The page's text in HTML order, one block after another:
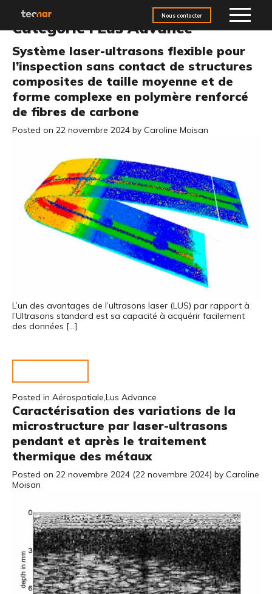
Nous contacter
Catégorie :Lus Advance
Système laser-ultrasons flexible pour
l’inspection sans contact de structures
composites de taille moyenne et de
forme complexe en polymère renforcé
de fibres de carbone
Posted on 22 novembre 2024 by Caroline Moisan
L’un des avantages de l’ultrasons laser (LUS) par rapport à
l’Ultrasons standard est sa capacité à acquérir facilement
des données […]
Posted in Aérospatiale,Lus Advance
Caractérisation des variations de la
microstructure par laser-ultrasons
pendant et après le traitement
thermique des métaux
Posted on 22 novembre 2024 (22 novembre 2024) by Caroline
Moisan